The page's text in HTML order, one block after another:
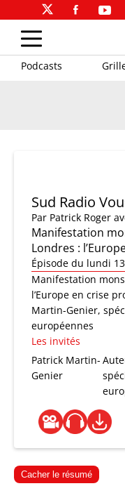
Podcasts
Sud Radio
Par Patrick Roger
Manifestation
Londres :
Épisode du lundi
Manifestation
l’Europe en crise
Martin-Genier,
européennes
Les invités
Patrick Martin-
Genier
Cacher le résumé